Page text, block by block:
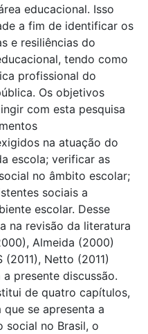
educacional. Isso
a fim de identificar os
e resiliências do
tendo como
profissional do
Os objetivos
com esta pesquisa
na atuação do
escola; verificar as
no âmbito escolar;
sociais a
escolar. Desse
na revisão da literatura
Almeida (2000)
(2011), Netto (2011)
presente discussão.
de quatro capítulos,
se apresenta a
social no Brasil, o